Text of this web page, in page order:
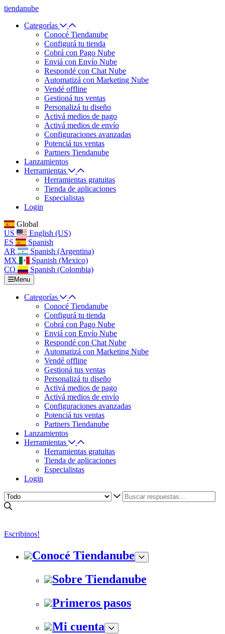
tiendanube
Categorías
Conocé Tiendanube
Configurá tu tienda
Cobrá con Pago Nube
Enviá con Envío Nube
Respondé con Chat Nube
Automatizá con Marketing Nube
Vendé offline
Gestioná tus ventas
Personalizá tu diseño
Activá medios de pago
Activá medios de envío
Configuraciones avanzadas
Potenciá tus ventas
Partners Tiendanube
Lanzamientos
Herramientas
Herramientas gratuitas
Tienda de aplicaciones
Especialistas
Login
Global
US
English (US)
ES
Spanish
AR
Spanish (Argentina)
MX
Spanish (Mexico)
CO
Spanish (Colombia)
Menu
Categorías
Conocé Tiendanube
Configurá tu tienda
Cobrá con Pago Nube
Enviá con Envío Nube
Respondé con Chat Nube
Automatizá con Marketing Nube
Vendé offline
Gestioná tus ventas
Personalizá tu diseño
Activá medios de pago
Activá medios de envío
Configuraciones avanzadas
Potenciá tus ventas
Partners Tiendanube
Lanzamientos
Herramientas
Herramientas gratuitas
Tienda de aplicaciones
Especialistas
Login
Escribinos!
Conocé Tiendanube
Sobre Tiendanube
Primeros pasos
Mi cuenta